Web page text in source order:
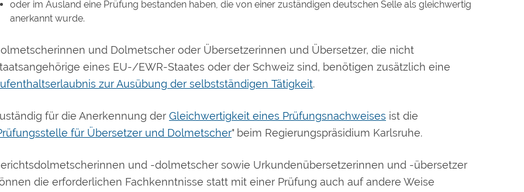
oder im Ausland eine Prüfung bestanden haben, die von einer zuständigen deutschen Selle als gleichwertig
anerkannt wurde.
und Dolmetscher oder Übersetzerinnen und Übersetzer, die nicht
eines EU-/EWR-Staates oder der Schweiz sind, benötigen zusätzlich eine
zur Ausübung der selbstständigen Tätigkeit.
für die Anerkennung der Gleichwertigkeit eines Prüfungsnachweises ist die
für Übersetzer und Dolmetscher" beim Regierungspräsidium Karlsruhe.
und -dolmetscher sowie Urkundenübersetzerinnen und -übersetzer
die erforderlichen Fachkenntnisse statt mit einer Prüfung auch auf andere Weise